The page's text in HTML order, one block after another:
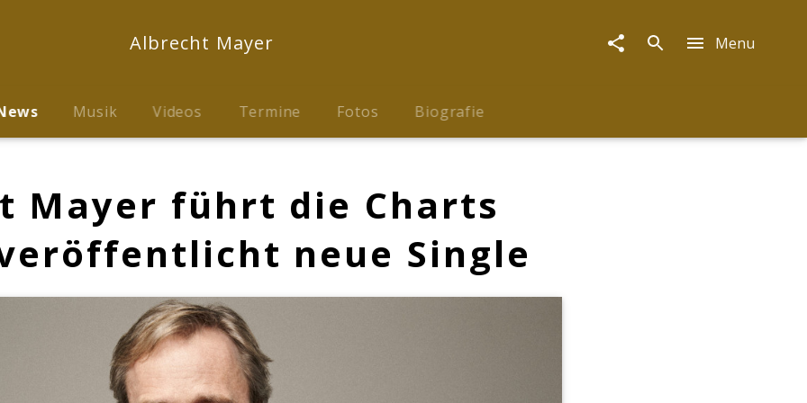
Albrecht Mayer Menu
Musik Videos Termine Fotos Biografie
Mayer führt die Charts
neue Single